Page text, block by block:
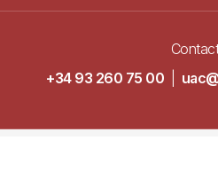
+34 93 260 75 00